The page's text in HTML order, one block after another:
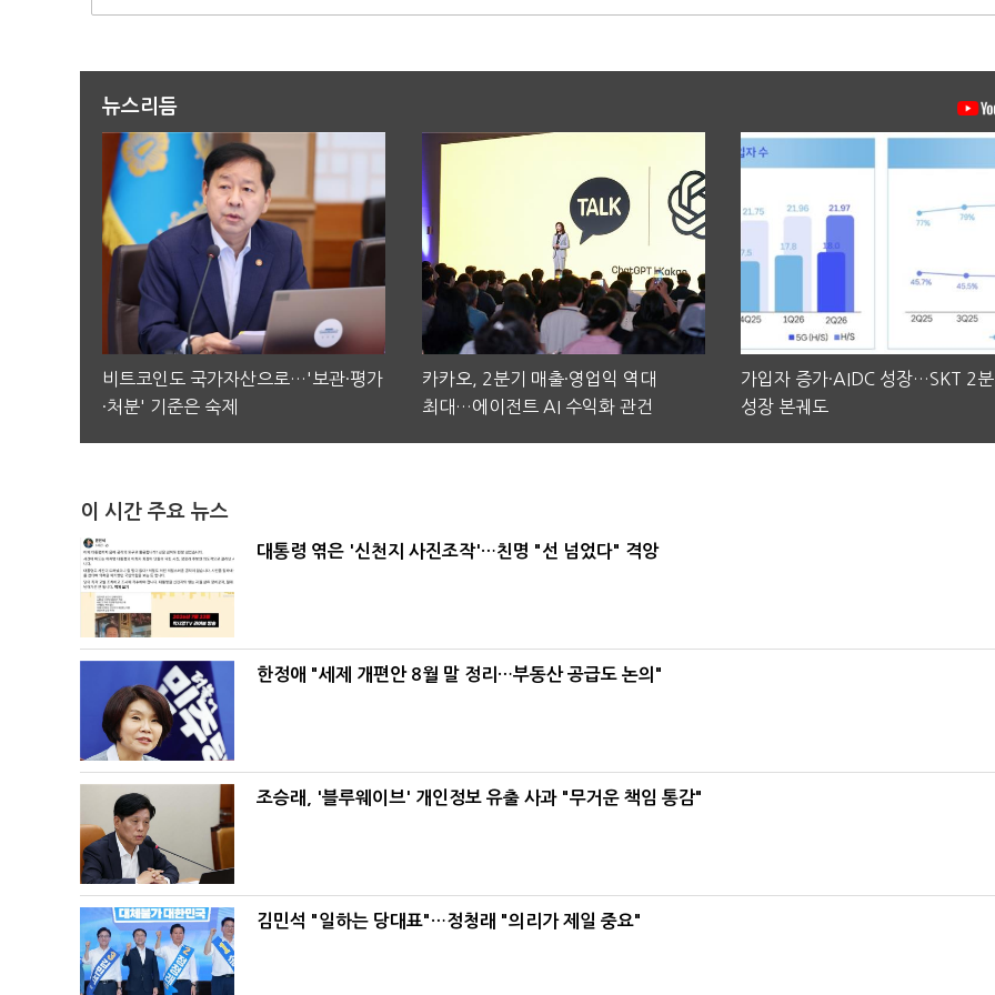
뉴스리듬
비트코인도 국가자산으로…'보관·평가
·처분' 기준은 숙제
카카오, 2분기 매출·영업익 역대
최대…에이전트 AI 수익화 관건
가입자 증가·AIDC 성장…SKT 2
성장 본궤도
이 시간 주요 뉴스
대통령 엮은 '신천지 사진조작'…친명 "선 넘었다" 격앙
한정애 "세제 개편안 8월 말 정리…부동산 공급도 논의"
조승래, '블루웨이브' 개인정보 유출 사과 "무거운 책임 통감"
김민석 "일하는 당대표"…정청래 "의리가 제일 중요"